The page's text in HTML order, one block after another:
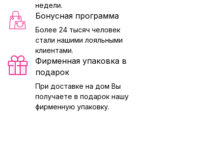
недели.
Бонусная программа
Более 24 тысяч человек
стали нашими лояльными
клиентами.
Фирменная упаковка в
подарок
При доставке на дом Вы
получаете в подарок нашу
фирменную упаковку.